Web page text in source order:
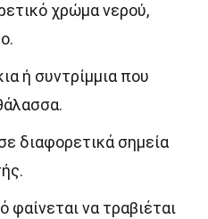
χρώμα νερού,
ή συντρίμμια που
διαφορετικά σημεία
φαίνεται να τραβιέται